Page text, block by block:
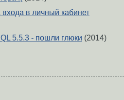
в личный кабинет
5.5.3 - пошли глюки (2014)